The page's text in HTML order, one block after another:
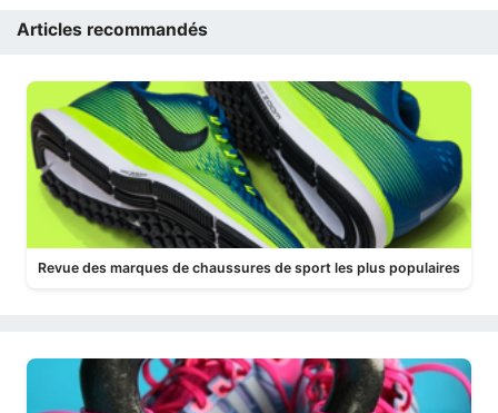
Articles recommandés
Revue des marques de chaussures de sport les plus populaires